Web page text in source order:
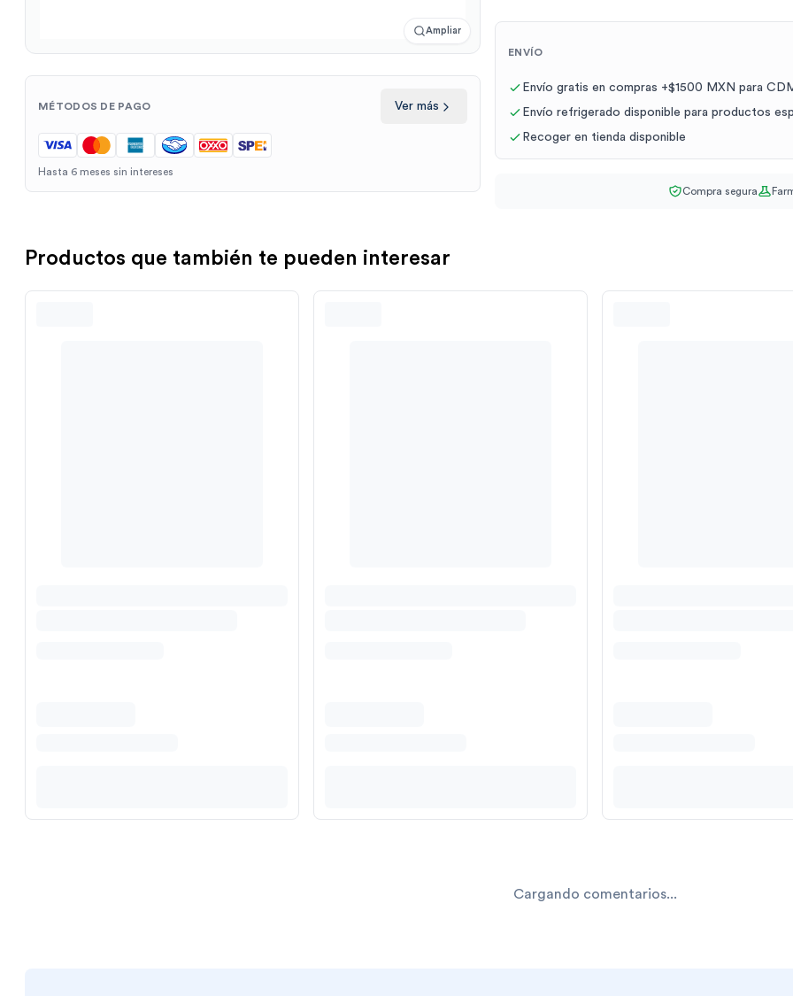
Ampliar
MÉTODOS DE PAGO Ver más
Hasta 6 meses sin intereses
ENVÍO
Envío gratis en compras +$1500 MXN para
Envío refrigerado disponible para productos
Recoger en tienda disponible
Compra segura
Productos que también te pueden interesar
Cargando comentarios...